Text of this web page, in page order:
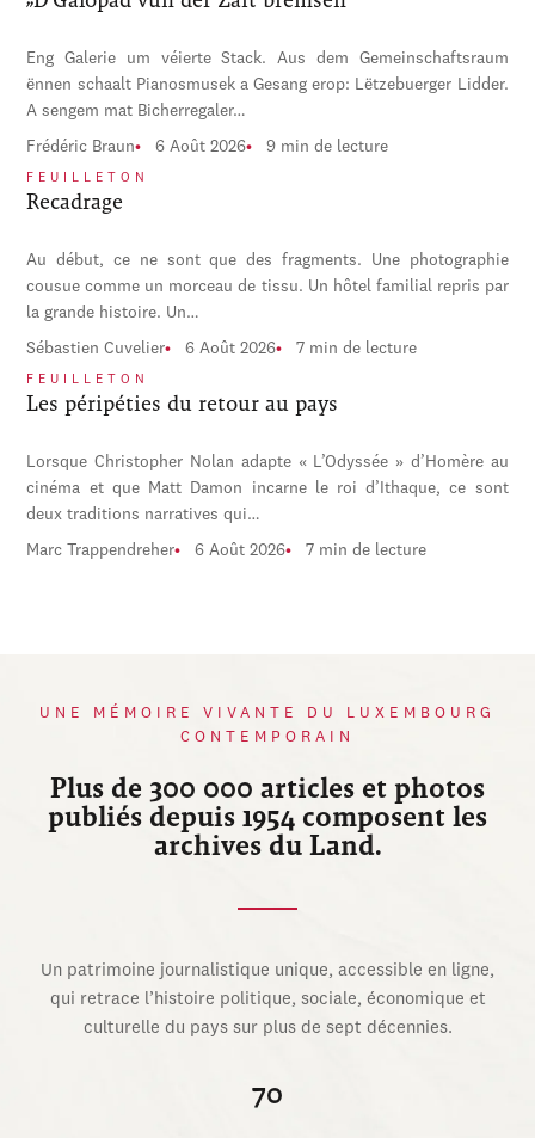
Eng Galerie um véierte Stack. Aus dem Gemeinschaftsraum
ënnen schaalt Pianosmusek a Gesang erop: Lëtzebuerger Lidder.
A sengem mat Bicherregaler…
Frédéric Braun 6 Août 2026 9 min de lecture
FEUILLETON
Recadrage
Au début, ce ne sont que des fragments. Une photographie
cousue comme un morceau de tissu. Un hôtel familial repris par
la grande histoire. Un…
Sébastien Cuvelier 6 Août 2026 7 min de lecture
FEUILLETON
Les péripéties du retour au pays
Lorsque Christopher Nolan adapte « L’Odyssée » d’Homère au
cinéma et que Matt Damon incarne le roi d’Ithaque, ce sont
deux traditions narratives qui…
Marc Trappendreher 6 Août 2026 7 min de lecture
UNE MÉMOIRE VIVANTE DU LUXEMBOURG
CONTEMPORAIN
Plus de 300 000 articles et photos
publiés depuis 1954 composent les
archives du Land.
Un patrimoine journalistique unique, accessible en ligne,
qui retrace l’histoire politique, sociale, économique et
culturelle du pays sur plus de sept décennies.
70